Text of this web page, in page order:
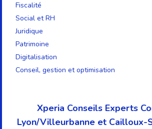
Fiscalité
Social et RH
Juridique
Patrimoine
Digitalisation
Conseil, gestion et optimisation
Xperia Conseils Experts
Lyon/Villeurbanne et Cailloux-